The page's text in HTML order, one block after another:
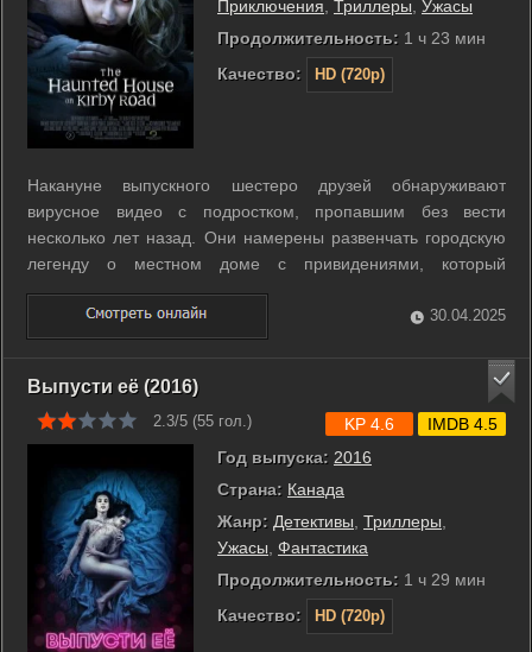
Приключения Триллеры Ужасы
Продолжительность: 1 ч 23 мин
Качество:
HD (720p)
Накануне выпускного шестеро друзей обнаруживают
вирусное видео с подростком, пропавшим без вести
несколько лет назад. Они намерены развенчать городскую
легенду о местном доме с привидениями, который
связывали с этим загадочным событием, однако ночь в этом
доме может стать для них последней. ...
30.04.2025
Выпусти её (2016)
2.3/5 (55 гол.)
Год выпуска: 2016
Страна: Канада
Жанр: Детективы, Триллеры,
Ужасы, Фантастика
Продолжительность: 1 ч 29 мин
Качество:
HD (720p)
KP 4.6 IMDB 4.5